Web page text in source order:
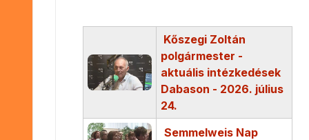
Kőszegi Zoltán
polgármester -
aktuális intézkedések
Dabason - 2026. július
24.
Semmelweis Nap